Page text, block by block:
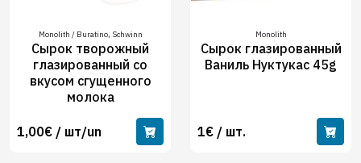
Monolith / Buratino, Schwinn
Сырок творожный
глазирoванный со
вкусом сгущенного
молока
1,00€ / шт/un
Monolith
Сырок глазированный
Ваниль Нуктукас 45g
1€ / шт.